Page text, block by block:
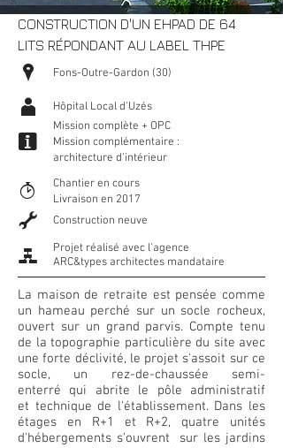
CONSTRUCTION D'UN EHPAD DE 64
LITS RÉPONDANT AU LABEL THPE
P Fons-Outre-Gardon (30)
A
i
Hôpital Local d'Uzés
Mission complète + OPC
Mission complémentaire :
architecture d'intérieur
T
G
Chantier en cours
Livraison en 2017
Construction neuve
g
Projet réalisé avec l'agence
ARC&types architectes mandataire
La maison de retraite est pensée comme
un hameau perché sur un socle rocheux,
ouvert sur un grand parvis. Compte tenu
de la topographie particulière du site avec
une forte déclivité, le projet s'assoit sur ce
socle, un rez-de-chaussée semi-
enterré qui abrite le pôle administratif
et technique de l'établissement. Dans les
étages en R+1 et R+2, quatre unités
d'hébergements s'ouvrent sur les jardins